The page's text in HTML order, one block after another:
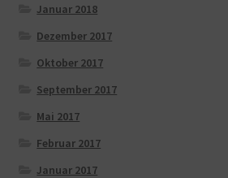
Januar 2018
Dezember 2017
Oktober 2017
September 2017
Mai 2017
Februar 2017
Januar 2017